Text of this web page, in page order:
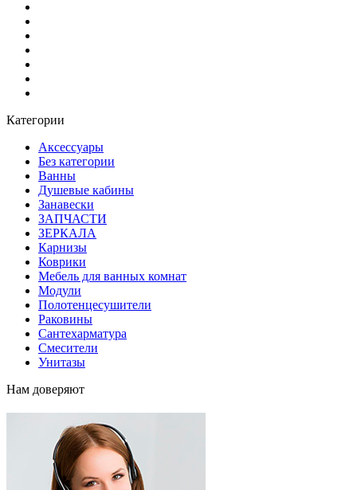
Категории
Аксессуары
Без категории
Ванны
Душевые кабины
Занавески
ЗАПЧАСТИ
ЗЕРКАЛА
Карнизы
Коврики
Мебель для ванных комнат
Модули
Полотенцесушители
Раковины
Сантехарматура
Смесители
Унитазы
Нам доверяют